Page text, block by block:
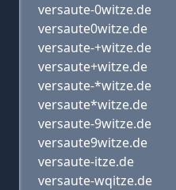
versaute-0witze.de
versaute0witze.de
versaute-+witze.de
versaute+witze.de
versaute-*witze.de
versaute*witze.de
versaute-9witze.de
versaute9witze.de
versaute-itze.de
versaute-wqitze.de